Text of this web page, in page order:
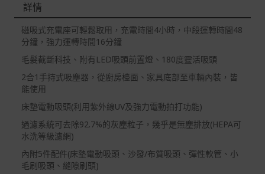
本網站消費者享有商品到貨七天鑑賞期之權益(鑑賞期並非
試用期)。
到貨七天內消費者有權申請退貨或換貨；超過七天以上(含
假日)，恕無法辦理。
退回之商品必須是全新狀態且完整包裝(含商品、附件、包
裝、紙箱及所有附隨文件或資料)。
商品到貨後進行開箱前請全程錄影以確保自身權益 ! 非商
品本身瑕疵之退貨商品若有上述不完整之情況，本公司有
權向消費者收取相應的整新費用。
*遊戲光碟、軟體等影音商品屬智慧財產權之商品。依消費
者保護法第十九條第二項規定，一經拆封後恕不接受退換
詳情
磁吸式充電座可輕鬆取用，充電時間4小時，中段運轉時間48
分鐘，強力運轉時間16分鐘
毛髮截斷科技、附有LED吸頭前置燈、180度靈活吸頭
2合1手持式吸塵器，從廚房檯面、家具底部至車輛內裝，皆
能使用
床墊電動吸頭(利用紫外線UV及強力電動拍打功能)
過濾系統可去除92.7%的灰塵粒子，幾乎是無塵排放(HEPA可
水洗等級濾網)
內附5件配件(床墊電動吸頭、沙發/布質吸頭、彈性軟管、小
毛刷吸頭、縫隙刷頭)